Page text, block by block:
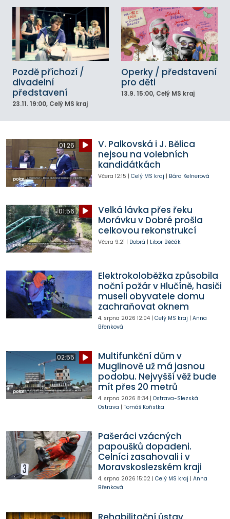
Pozdě příchozí /
divadelní
představení
23.11. 19:00, Celý MS kraj
Operky / představení
pro děti
13.9. 15:00, Celý MS kraj
01:26
V. Palkovská i J. Bělica
nejsou na volebních
kandidátkách
Včera 12:15 | Celý MS kraj | Bára Kelnerová
01:56
Velká lávka přes řeku
Morávku v Dobré prošla
celkovou rekonstrukcí
Včera 9:21 | Dobrá | Libor Běčák
Elektrokoloběžka způsobila
noční požár v Hlučíně, hasiči
museli obyvatele domu
zachraňovat oknem
4. srpna 2026 12:04| Celý MS kraj | Anna
Břenková
02:55
Multifunkční dům v
Muglinově už má jasnou
podobu. Nejvyšší věž bude
mít přes 20 metrů
4. srpna 2026 8:34| Ostrava-Slezská
Ostrava | Tomáš Kořistka
Pašeráci vzácných
papoušků dopadeni.
Celníci zasahovali i v
Moravskoslezském kraji
4. srpna 2026 15:02| Celý MS kraj | Anna
Břenková